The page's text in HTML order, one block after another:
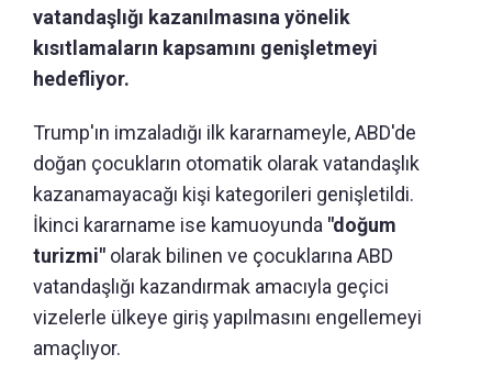
vatandaşlığı kazanılmasına yönelik
kısıtlamaların kapsamını genişletmeyi
hedefliyor.
Trump'ın imzaladığı ilk kararnameyle, ABD'de
doğan çocukların otomatik olarak vatandaşlık
kazanamayacağı kişi kategorileri genişletildi.
İkinci kararname ise kamuoyunda "doğum
turizmi" olarak bilinen ve çocuklarına ABD
vatandaşlığı kazandırmak amacıyla geçici
vizelerle ülkeye giriş yapılmasını engellemeyi
amaçlıyor.